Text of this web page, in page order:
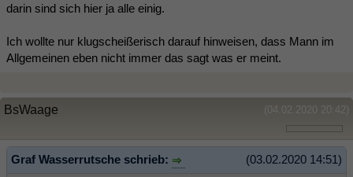
darin sind sich hier ja alle einig.
Ich wollte nur klugscheißerisch darauf hinweisen, dass Mann im
Allgemeinen eben nicht immer das sagt was er meint.
(04.02.2020 20:42)
BsWaage
(03.02.2020 14:51)
Graf Wasserrutsche schrieb: